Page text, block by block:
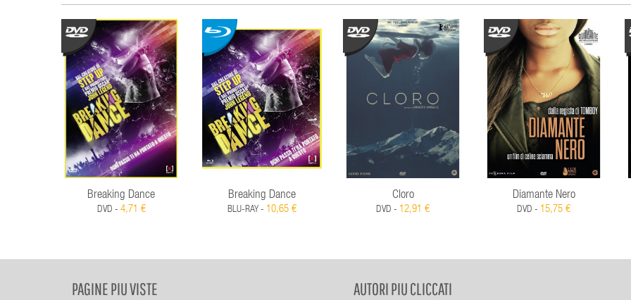
Breaking Dance
DVD - 4,71 €
Breaking Dance
BLU-RAY - 10,65 €
Cloro
DVD - 12,91 €
Diamante Nero
DVD - 15,75 €
PAGINE PIU VISTE AUTORI PIU CLICCATI